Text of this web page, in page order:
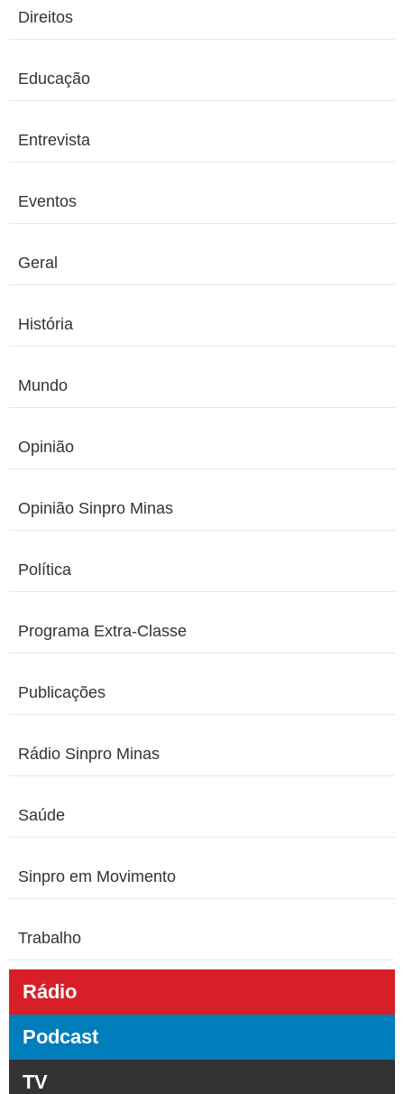
Direitos
Educação
Entrevista
Eventos
Geral
História
Mundo
Opinião
Opinião Sinpro Minas
Política
Programa Extra-Classe
Publicações
Rádio Sinpro Minas
Saúde
Sinpro em Movimento
Trabalho
Rádio
Podcast
TV